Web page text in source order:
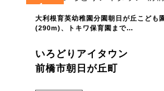
1
大利根育英幼稚園分園朝日が丘こども
(290m)、トキワ保育園まで…
いろどりアイタウン
前橋市朝日が丘町